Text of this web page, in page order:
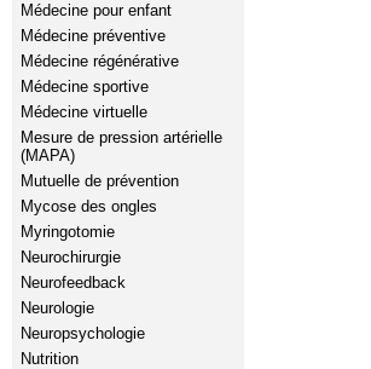
Médecine pour enfant
Médecine préventive
Médecine régénérative
Médecine sportive
Médecine virtuelle
Mesure de pression artérielle
(MAPA)
Mutuelle de prévention
Mycose des ongles
Myringotomie
Neurochirurgie
Neurofeedback
Neurologie
Neuropsychologie
Nutrition